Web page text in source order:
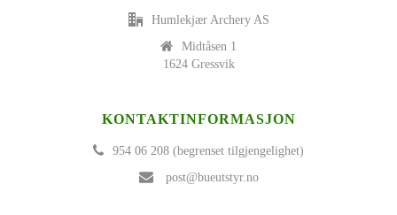
Humlekjær Archery AS
Midtåsen 1
1624 Gressvik
KONTAKTINFORMASJON
954 06 208 (begrenset tilgjengelighet)
post@bueutstyr.no